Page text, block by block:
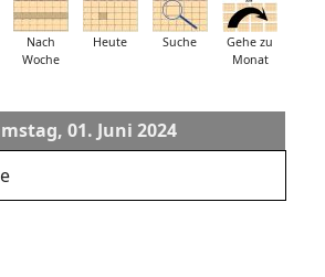
Nach
Woche
Heute Suche
Gehe zu
Monat
01. Juni 2024